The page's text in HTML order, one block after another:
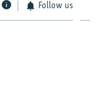
Follow us